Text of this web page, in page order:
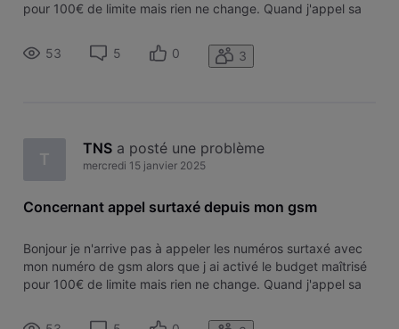
pour 100€ de limite mais rien ne change. Quand j'appel sa
numéro d un ami et le numéro fonctionne donc je
comprends pas ce bl
53 5 0 3
T
TNS a posté une problème
mercredi 15 janvier 2025
Concernant appel surtaxé depuis mon gsm
Bonjour je n'arrive pas à appeler les numéros surtaxé avec
mon numéro de gsm alors que j ai activé le budget maîtrisé
pour 100€ de limite mais rien ne change. Quand j'appel sa
numéro d un ami et le numéro fonctionne donc je